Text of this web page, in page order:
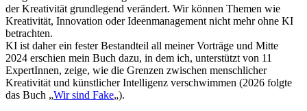
der Kreativität grundlegend verändert. Wir können Themen wie
Kreativität, Innovation oder Ideenmanagement nicht mehr ohne KI
betrachten.
KI ist daher ein fester Bestandteil all meiner Vorträge und Mitte
2024 erschien mein Buch dazu, in dem ich, unterstützt von 11
ExpertInnen, zeige, wie die Grenzen zwischen menschlicher
Kreativität und künstlicher Intelligenz verschwimmen (2026 folgte
das Buch „Wir sind Fake„).